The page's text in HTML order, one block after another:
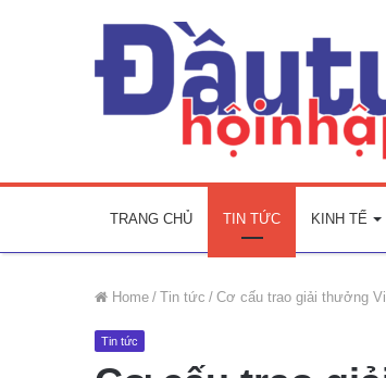
TRANG CHỦ TIN TỨC KINH TẾ
Home / Tin tức / Cơ cấu trao giải thưởng
Tin tức